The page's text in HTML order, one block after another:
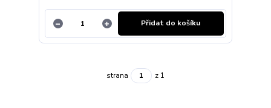
Přidat do košíku
strana z 1